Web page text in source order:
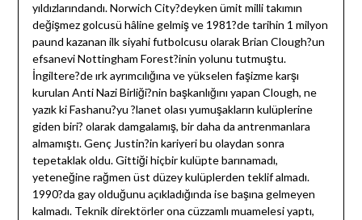
yıldızlarındandı. Norwich City?deyken ümit milli takımın
değişmez golcusü hâline gelmiş ve 1981?de tarihin 1 milyon
paund kazanan ilk siyahi futbolcusu olarak Brian Clough?un
efsanevi Nottingham Forest?inin yolunu tutmuştu.
İngiltere?de ırk ayrımcılığına ve yükselen faşizme karşı
kurulan Anti Nazi Birliği?nin başkanlığını yapan Clough, ne
yazık ki Fashanu?yu ?lanet olası yumuşakların kulüplerine
giden biri? olarak damgalamış, bir daha da antrenmanlara
almamıştı. Genç Justin?in kariyeri bu olaydan sonra
tepetaklak oldu. Gittiği hiçbir kulüpte barınamadı,
yeteneğine rağmen üst düzey kulüplerden teklif almadı.
1990?da gay olduğunu açıkladığında ise başına gelmeyen
kalmadı. Teknik direktörler ona cüzzamlı muamelesi yaptı,